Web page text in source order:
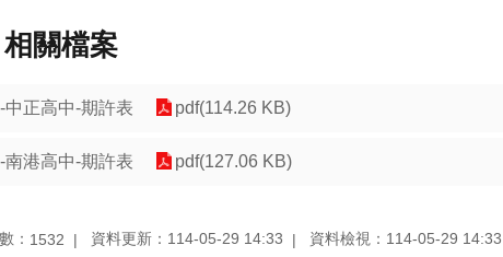
相關檔案
中正高中-期許表 pdf(114.26 KB)
南港高中-期許表 pdf(127.06 KB)
： 1532 資料更新：114-05-29 14:33 資料檢視：114-05-29 14:33